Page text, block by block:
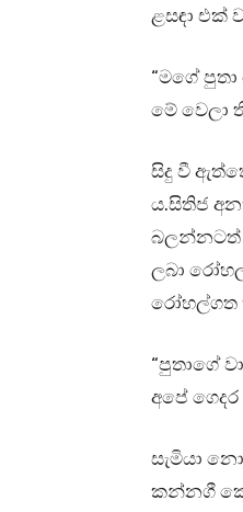
ළසඳා එක්
“මගේ
මේ වෙලා
සිදු වී
ය.සිතිජ
බලන්නටත්
ලබා
රෝහල්ගත
“පුතාගේ
අපේ ගෙදර
සැමියා
කන්නගී